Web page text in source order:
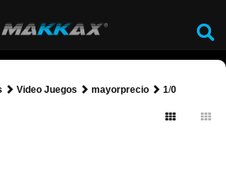
Video Juegos mayorprecio 1/0